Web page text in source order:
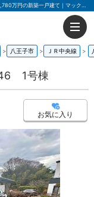
八王子市 ＪＲ中央線
1号棟
お気に入り